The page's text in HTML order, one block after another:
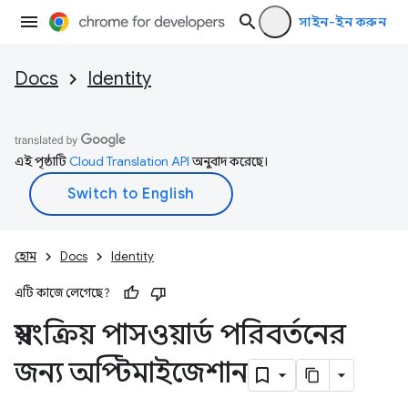
সাইন-ইন করুন
Docs Identity
এই পৃষ্ঠাটিCloud Translation APIঅনুবাদ করেছে।
হোম Docs Identity
এটি কাজে লেগেছে?
স্বয়ংক্রিয় পাসওয়ার্ড পরিবর্তনের
জন্য অপ্টিমাইজেশান